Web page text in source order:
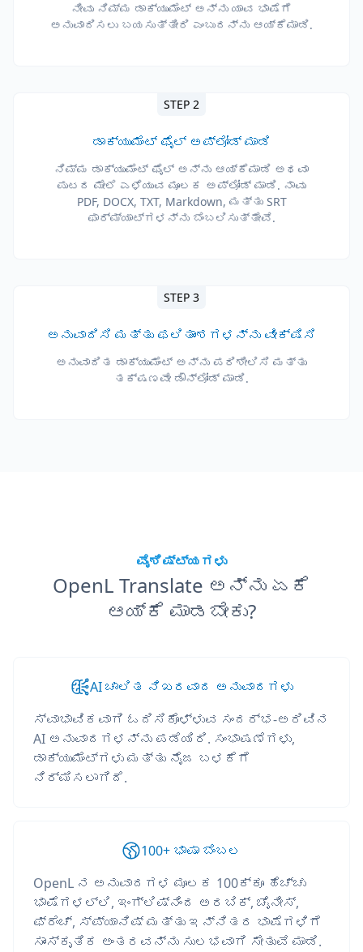
ನೀವು ನಿಮ್ಮ ಡಾಕ್ಯುಮೆಂಟ್ ಅನ್ನು ಯಾವ ಭಾಷೆಗೆ
ಅನುವಾದಿಸಲು ಬಯಸುತ್ತೀರಿ ಎಂಬುದನ್ನು ಆಯ್ಕೆಮಾಡಿ.
STEP 2
ಡಾಕ್ಯುಮೆಂಟ್ ಫೈಲ್ ಅಪ್ಲೋಡ್ ಮಾಡಿ
ನಿಮ್ಮ ಡಾಕ್ಯುಮೆಂಟ್ ಫೈಲ್ ಅನ್ನು ಆಯ್ಕೆಮಾಡಿ ಅಥವಾ
ಪುಟದ ಮೇಲೆ ಎಳೆಯುವ ಮೂಲಕ ಅಪ್ಲೋಡ್ ಮಾಡಿ. ನಾವು
PDF, DOCX, TXT, Markdown, ಮತ್ತು SRT
ಫಾರ್ಮ್ಯಾಟ್‌ಗಳನ್ನು ಬೆಂಬಲಿಸುತ್ತೇವೆ.
STEP 3
ಅನುವಾದಿಸಿ ಮತ್ತು ಫಲಿತಾಂಶಗಳನ್ನು ವೀಕ್ಷಿಸಿ
ಅನುವಾದಿತ ಡಾಕ್ಯುಮೆಂಟ್ ಅನ್ನು ಪರಿಶೀಲಿಸಿ ಮತ್ತು
ತಕ್ಷಣವೇ ಡೌನ್‌ಲೋಡ್ ಮಾಡಿ.
ವೈಶಿಷ್ಟ್ಯಗಳು
OpenL Translate ಅನ್ನು ಏಕೆ
ಆಯ್ಕೆ ಮಾಡಬೇಕು?
AI ಚಾಲಿತ ನಿಖರವಾದ ಅನುವಾದಗಳು
ಸ್ವಾಭಾವಿಕವಾಗಿ ಓದಿಸಿಕೊಳ್ಳುವ ಸಂದರ್ಭ-ಅರಿವಿನ
AI ಅನುವಾದಗಳನ್ನು ಪಡೆಯಿರಿ. ಸಂಭಾಷಣೆಗಳು,
ಡಾಕ್ಯುಮೆಂಟ್‌ಗಳು ಮತ್ತು ನೈಜ ಬಳಕೆಗೆ
ನಿರ್ಮಿಸಲಾಗಿದೆ.
100+ ಭಾಷಾ ಬೆಂಬಲ
OpenL ನ ಅನುವಾದಗಳ ಮೂಲಕ 100ಕ್ಕೂ ಹೆಚ್ಚು
ಭಾಷೆಗಳಲ್ಲಿ, ಇಂಗ್ಲಿಷ್‌ನಿಂದ ಅರಬಿಕ್, ಚೈನೀಸ್,
ಫ್ರೆಂಚ್, ಸ್ಪ್ಯಾನಿಷ್ ಮತ್ತು ಇನ್ನಿತರ ಭಾಷೆಗಳಿಗೆ
ಸಾಂಸ್ಕೃತಿಕ ಅಂತರವನ್ನು ಸುಲಭವಾಗಿ ಸೇತುವೆ ಮಾಡಿ.